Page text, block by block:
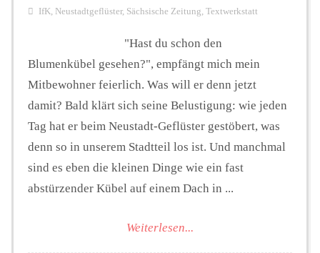
IfK, Neustadtgeflüster, Sächsische Zeitung, Textwerkstatt
"Hast du schon den
Blumenkübel gesehen?", empfängt mich mein
Mitbewohner feierlich. Was will er denn jetzt
damit? Bald klärt sich seine Belustigung: wie jeden
Tag hat er beim Neustadt-Geflüster gestöbert, was
denn so in unserem Stadtteil los ist. Und manchmal
sind es eben die kleinen Dinge wie ein fast
abstürzender Kübel auf einem Dach in ...
Weiterlesen...